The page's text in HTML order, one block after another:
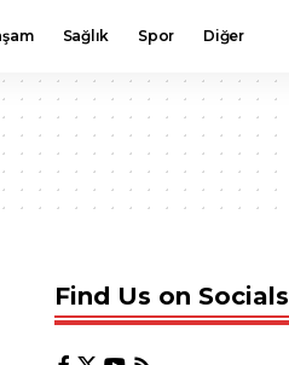
Sağlık Spor Diğer
Find Us on Socials